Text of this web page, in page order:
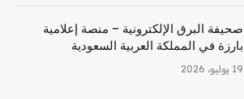
صحيفة البرق الإلكترونية – منصة إعلامية
بارزة في المملكة العربية السعودية
19 يوليو، 2026